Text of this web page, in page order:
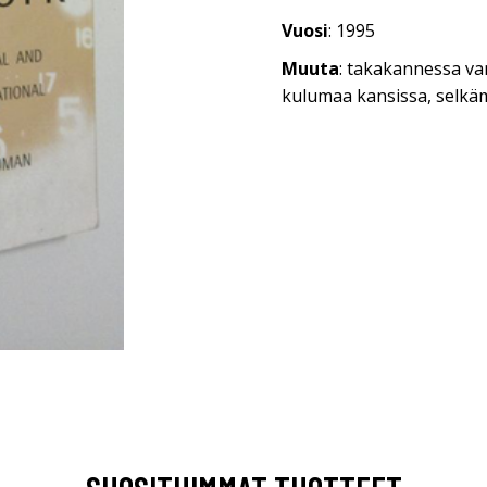
Vuosi: 1995
Muuta: takakannessa
kulumaa kansissa,